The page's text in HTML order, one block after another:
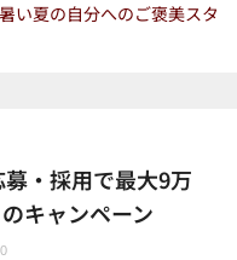
い夏の自分へのご褒美スタ
募・採用で最大9万
キャンペーン